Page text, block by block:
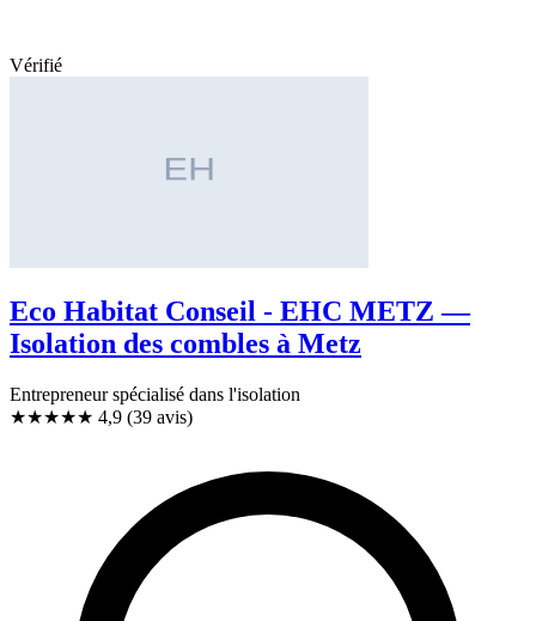
Vérifié
Eco Habitat Conseil - EHC METZ —
Isolation des combles à Metz
Entrepreneur spécialisé dans l'isolation
★★★★★ 4,9 (39 avis)